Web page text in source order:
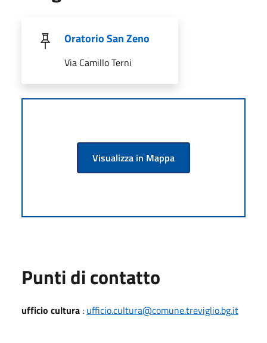
Oratorio San Zeno
Via Camillo Terni
Visualizza in Mappa
Punti di contatto
ufficio cultura : ufficio.cultura@comune.treviglio.bg.it